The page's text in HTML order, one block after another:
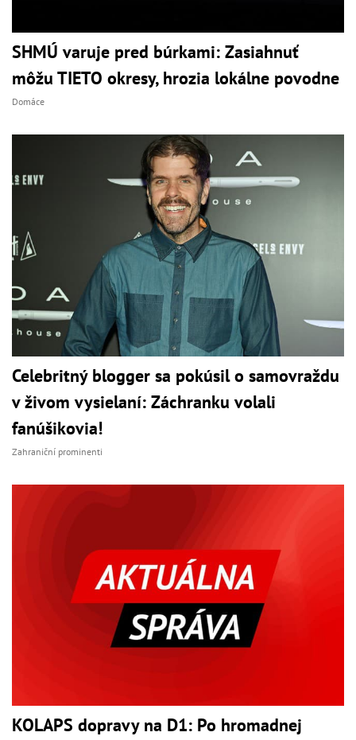
SHMÚ varuje pred búrkami: Zasiahnuť
môžu TIETO okresy, hrozia lokálne povodne
Domáce
Celebritný blogger sa pokúsil o samovraždu
v živom vysielaní: Záchranku volali
fanúšikovia!
Zahraniční prominenti
KOLAPS dopravy na D1: Po hromadnej